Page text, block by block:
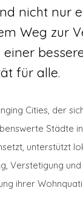
nicht nur
Weg zur
für alle.
Cities, der
Städte
unterstützt
Verstetigung und
ihrer